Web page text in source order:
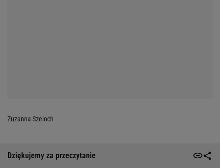
Zuzanna Szeloch
Dziękujemy za przeczytanie